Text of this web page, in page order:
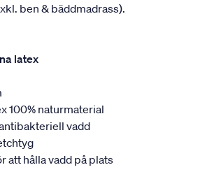
ben & bäddmadrass).
latex
100% naturmaterial
vadd
att hålla vadd på plats